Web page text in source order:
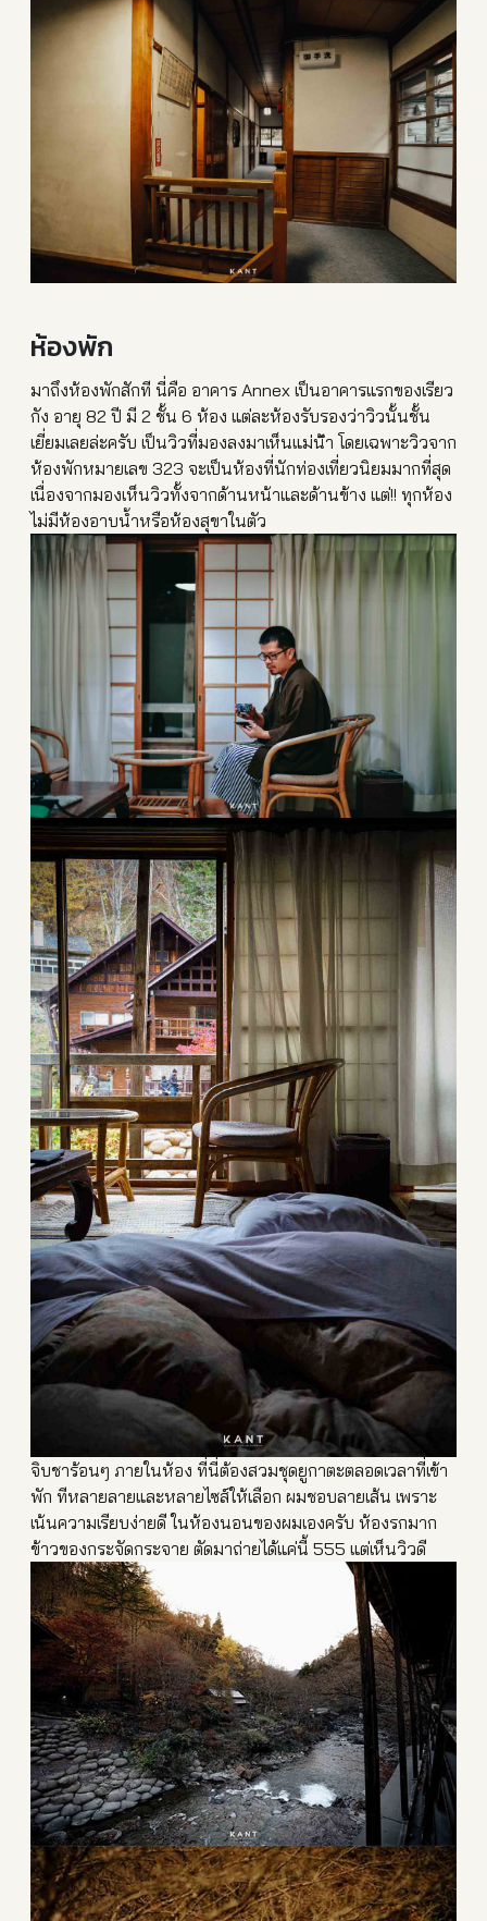
ห้องพัก
มาถึงห้องพักสักที นี่คือ อาคาร Annex เป็นอาคารแรกของเรียว
กัง อายุ 82 ปี มี 2 ชั้น 6 ห้อง แต่ละห้องรับรองว่าวิวนั้นชั้น
เยี่ยมเลยล่ะครับ เป็นวิวที่มองลงมาเห็นแม่น้ำ โดยเฉพาะวิวจาก
ห้องพักหมายเลข 323 จะเป็นห้องที่นักท่องเที่ยวนิยมมากที่สุด
เนื่องจากมองเห็นวิวทั้งจากด้านหน้าและด้านข้าง แต่!! ทุกห้อง
ไม่มีห้องอาบน้ำหรือห้องสุขาในตัว
จิบชาร้อนๆ ภายในห้อง ที่นี่ต้องสวมชุดยูกาตะตลอดเวลาที่เข้า
พัก ทีหลายลายและหลายไซส์ให้เลือก ผมชอบลายเส้น เพราะ
เน้นความเรียบง่ายดี ในห้องนอนของผมเองครับ ห้องรกมาก
ข้าวของกระจัดกระจาย ตัดมาถ่ายได้แค่นี้ 555 แต่เห็นวิวดี